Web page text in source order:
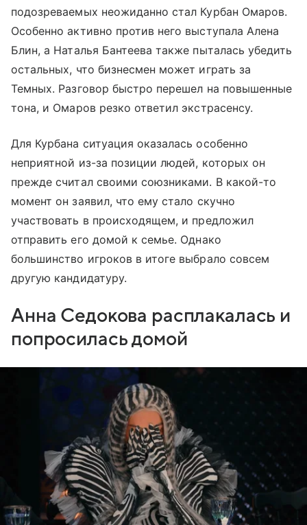
подозреваемых неожиданно стал Курбан Омаров.
Особенно активно против него выступала Алена
Блин, а Наталья Бантеева также пыталась убедить
остальных, что бизнесмен может играть за
Темных. Разговор быстро перешел на повышенные
тона, и Омаров резко ответил экстрасенсу.
Для Курбана ситуация оказалась особенно
неприятной из-за позиции людей, которых он
прежде считал своими союзниками. В какой-то
момент он заявил, что ему стало скучно
участвовать в происходящем, и предложил
отправить его домой к семье. Однако
большинство игроков в итоге выбрало совсем
другую кандидатуру.
Анна Седокова расплакалась и
попросилась домой